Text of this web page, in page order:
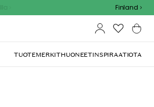
Finland
TUOTEMERKITHUONEETINSPIRAATIOTA